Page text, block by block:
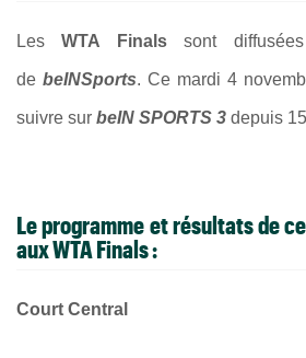
LesWTA Finalssont
de beINSports. Ce mardi 4
suivre sur beIN SPORTS 3 depuis
Le programme et résultats de
aux WTA Finals :
Court Central